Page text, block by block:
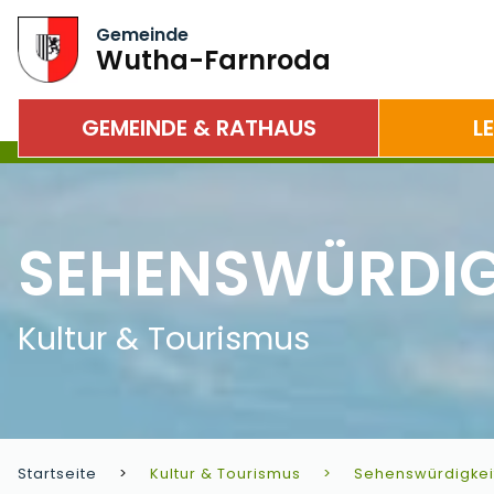
Gemeinde
Wutha-Farnroda
GEMEINDE & RATHAUS
Kultur & Tourismus
Startseite Kultur & Tourismus